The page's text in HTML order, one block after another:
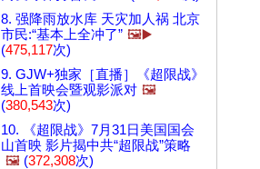
8. 强降雨放水库 天灾加人祸 北京
市民:“基本上全冲了” 🖼️▶️
(475,117次)
9. GJW+独家［直播］《超限战》
线上首映会暨观影派对 🖼️
(380,543次)
10. 《超限战》7月31日美国国会
山首映 影片揭中共“超限战”策略
🖼️ (372,308次)